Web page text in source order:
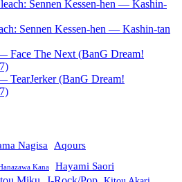
Sennen Kessen-hen — Kashin-
Sennen Kessen-hen — Kashin-tan
Face The Next (BanG Dream!
TearJerker (BanG Dream!
Nagisa Aqours
Kana
Hayami Saori